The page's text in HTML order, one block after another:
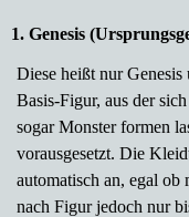
1. Genesis
Diese heißt nur Genesis
Basis-Figur, aus der
sogar Monster formen
vorausgesetzt. Die
automatisch an, egal
nach Figur jedoch nur